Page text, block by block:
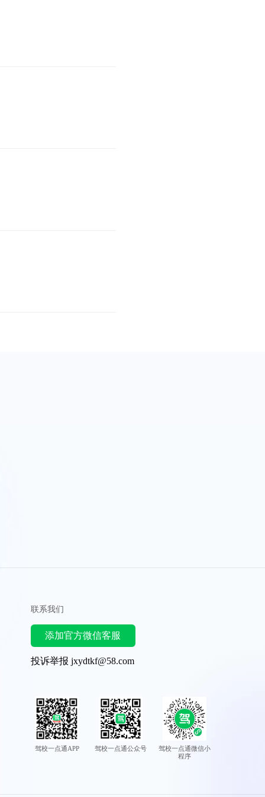
联系我们
添加官方微信客服
投诉举报 jxydtkf@58.com
驾校一点通APP 驾校一点通公众号
驾校一点通微信小
程序